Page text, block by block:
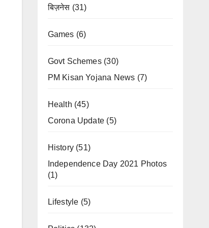
बिज़नेस (31)
Games (6)
Govt Schemes(30)
PM Kisan Yojana News (7)
Health (45)
Corona Update (5)
History(51)
Independence Day 2021 Photos
(1)
Lifestyle (5)